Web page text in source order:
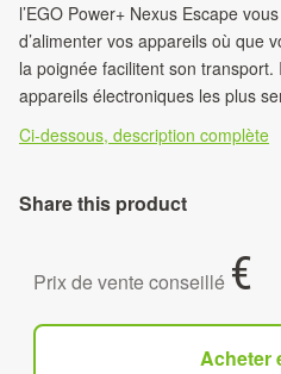
l’EGO Power+ Nexus Escape
d’alimenter vos appareils où que
la poignée facilitent son
appareils électroniques les plus
Ci-dessous, description complète
Share this product
Prix de vente conseillé €
Acheter